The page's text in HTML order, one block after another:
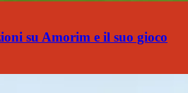
su Amorim e il suo gioco